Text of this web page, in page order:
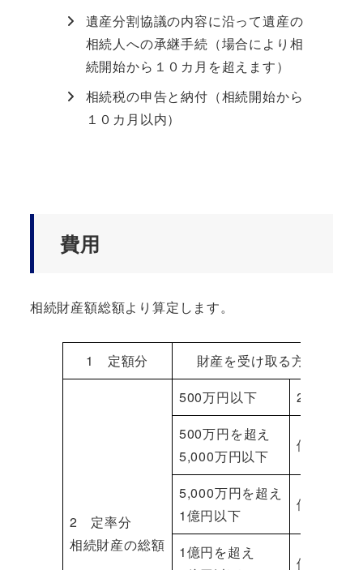
遺産分割協議の内容に沿って遺産の
相続人への承継手続（場合により相
続開始から１０カ月を超えます）
相続税の申告と納付（相続開始から
１０カ月以内）
費用
相続財産額総額より算定します。
1 定額分 財産を受け取る方、1人当
2 定率分
相続財産の総額
500万円以下
25万円（
500万円を超え
5,000万円以下
価額の
5,000万円を超え
1億円以下
価額の
1億円を超え
価額の